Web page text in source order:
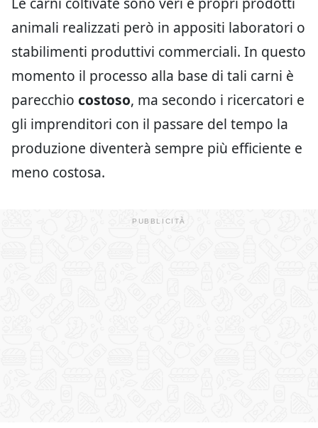
animali realizzati però in appositi laboratori o
stabilimenti produttivi commerciali. In questo
momento il processo alla base di tali carni è
parecchio costoso, ma secondo i ricercatori e
gli imprenditori con il passare del tempo la
produzione diventerà sempre più efficiente e
meno costosa.